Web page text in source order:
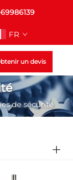
FR
un devis
de sécurité